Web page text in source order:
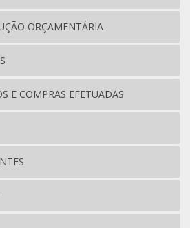
ORÇAMENTÁRIA
E COMPRAS EFETUADAS